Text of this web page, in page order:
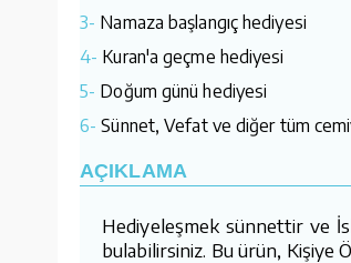
3- Namaza başlangıç hediyesi
4- Kuran'a geçme hediyesi
5- Doğum günü hediyesi
6- Sünnet, Vefat ve diğer tüm
AÇIKLAMA
Hediyeleşmek sünnettir ve
bulabilirsiniz. Bu ürün, Kişiye